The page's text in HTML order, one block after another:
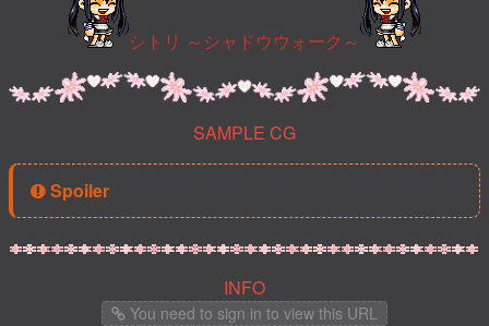
シトリ ～シャドウウォーク～
SAMPLE CG
Spoiler
INFO
You need to sign in to view this URL